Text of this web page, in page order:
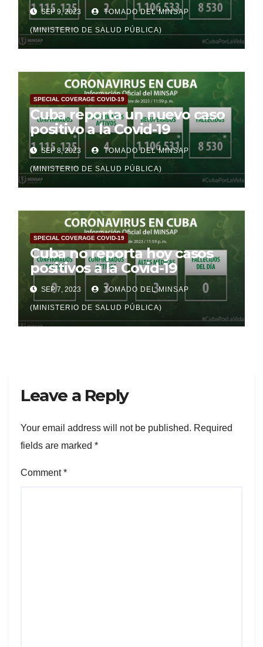
SEP 9, 2023 TOMADO DEL MINSAP
(MINISTERIO DE SALUD PÚBLICA)
SPECIAL COVERAGE COVID-19
Cuba reporta un nuevo caso
positivo a la Covid-19
SEP 8, 2023 TOMADO DEL MINSAP
(MINISTERIO DE SALUD PÚBLICA)
SPECIAL COVERAGE COVID-19
Cuba no reporta hoy casos
positivos a la Covid-19
SEP 7, 2023 TOMADO DEL MINSAP
(MINISTERIO DE SALUD PÚBLICA)
Leave a Reply
Your email address will not be published. Required
fields are marked *
Comment*